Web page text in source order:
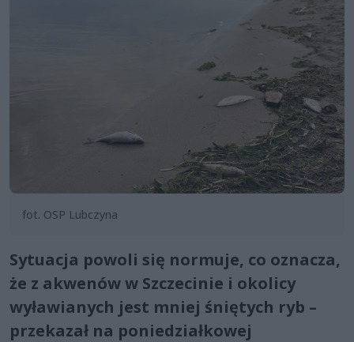
fot. OSP Lubczyna
Sytuacja powoli się normuje, co oznacza,
że z akwenów w Szczecinie i okolicy
wyławianych jest mniej śniętych ryb –
przekazał na poniedziałkowej